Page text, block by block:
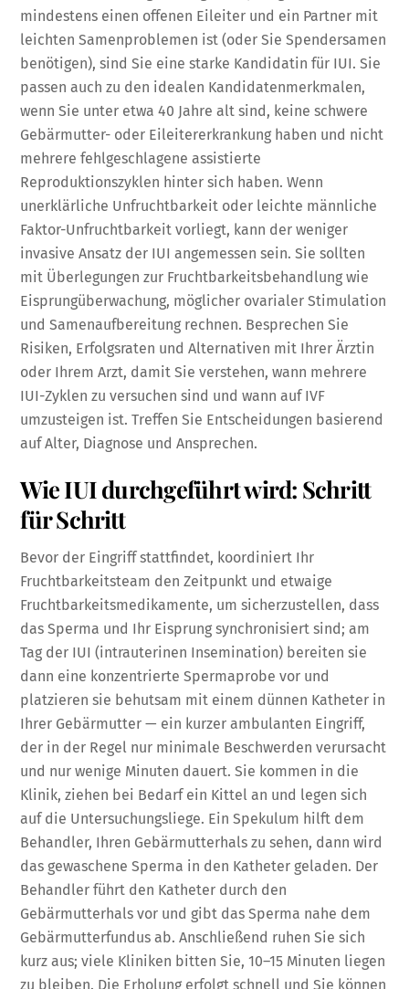
mindestens einen offenen Eileiter und ein Partner mit
leichten Samenproblemen ist (oder Sie Spendersamen
benötigen), sind Sie eine starke Kandidatin für IUI. Sie
passen auch zu den idealen Kandidatenmerkmalen,
wenn Sie unter etwa 40 Jahre alt sind, keine schwere
Gebärmutter- oder Eileitererkrankung haben und nicht
mehrere fehlgeschlagene assistierte
Reproduktionszyklen hinter sich haben. Wenn
unerklärliche Unfruchtbarkeit oder leichte männliche
Faktor-Unfruchtbarkeit vorliegt, kann der weniger
invasive Ansatz der IUI angemessen sein. Sie sollten
mit Überlegungen zur Fruchtbarkeitsbehandlung wie
Eisprungüberwachung, möglicher ovarialer Stimulation
und Samenaufbereitung rechnen. Besprechen Sie
Risiken, Erfolgsraten und Alternativen mit Ihrer Ärztin
oder Ihrem Arzt, damit Sie verstehen, wann mehrere
IUI-Zyklen zu versuchen sind und wann auf IVF
umzusteigen ist. Treffen Sie Entscheidungen basierend
auf Alter, Diagnose und Ansprechen.
Wie IUI durchgeführt wird: Schritt
für Schritt
Bevor der Eingriff stattfindet, koordiniert Ihr
Fruchtbarkeitsteam den Zeitpunkt und etwaige
Fruchtbarkeitsmedikamente, um sicherzustellen, dass
das Sperma und Ihr Eisprung synchronisiert sind; am
Tag der IUI (intrauterinen Insemination) bereiten sie
dann eine konzentrierte Spermaprobe vor und
platzieren sie behutsam mit einem dünnen Katheter in
Ihrer Gebärmutter — ein kurzer ambulanten Eingriff,
der in der Regel nur minimale Beschwerden verursacht
und nur wenige Minuten dauert. Sie kommen in die
Klinik, ziehen bei Bedarf ein Kittel an und legen sich
auf die Untersuchungsliege. Ein Spekulum hilft dem
Behandler, Ihren Gebärmutterhals zu sehen, dann wird
das gewaschene Sperma in den Katheter geladen. Der
Behandler führt den Katheter durch den
Gebärmutterhals vor und gibt das Sperma nahe dem
Gebärmutterfundus ab. Anschließend ruhen Sie sich
kurz aus; viele Kliniken bitten Sie, 10–15 Minuten liegen
zu bleiben. Die Erholung erfolgt schnell und Sie können